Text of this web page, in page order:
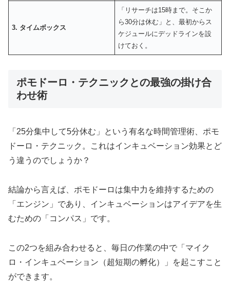
3. タイムボックス
「リサーチは15時まで。そこか
ら30分は休む」と、最初からス
ケジュールにデッドラインを設
けておく。
ポモドーロ・テクニックとの最強の掛け合
わせ術
「25分集中して5分休む」という有名な時間管理術、ポモ
ドーロ・テクニック。これはインキュベーション効果とど
う違うのでしょうか？
結論から言えば、ポモドーロは集中力を維持するための
「エンジン」であり、インキュベーションはアイデアを生
むための「コンパス」です。
この2つを組み合わせると、毎日の作業の中で「マイク
ロ・インキュベーション（超短期の孵化）」を起こすこと
ができます。